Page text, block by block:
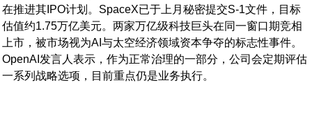
在推进其IPO计划。SpaceX已于上月秘密提交S-1文件，目标
估值约1.75万亿美元。两家万亿级科技巨头在同一窗口期竞相
上市，被市场视为AI与太空经济领域资本争夺的标志性事件。
OpenAI发言人表示，作为正常治理的一部分，公司会定期评估
一系列战略选项，目前重点仍是业务执行。